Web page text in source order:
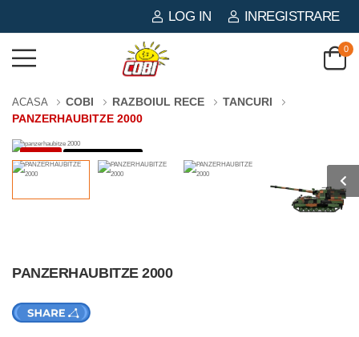
LOG IN INREGISTRARE
0
ACASA COBI RAZBOIUL RECE
TANCURI
PANZERHAUBITZE 2000
-3% 1006 PIESE
PANZERHAUBITZE 2000